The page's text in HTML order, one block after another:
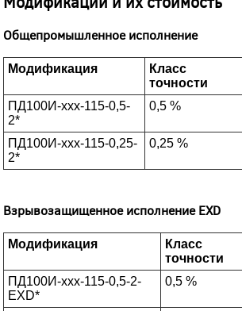
Общепромышленное исполнение
Модификация
Класс
точности
ПД100И-xxx-115-0,5-
2*
0,5 %
ПД100И-xxx-115-0,25-
2*
0,25 %
Взрывозащищенное исполнение EXD
Модификация
Класс
точности
ПД100И-xxx-115-0,5-2-
EXD*
0,5 %